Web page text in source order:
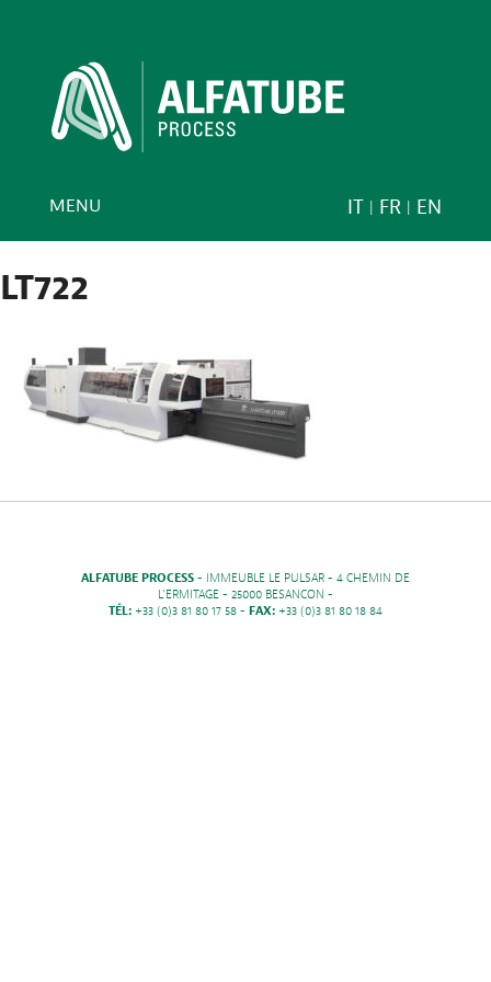
IT FR EN
MENU
LT722
ALFATUBE PROCESS - IMMEUBLE LE PULSAR - 4 CHEMIN DE
L'ERMITAGE - 25000 BESANCON -
TÉL: +33 (0)3 81 80 17 58 - FAX: +33 (0)3 81 80 18 84